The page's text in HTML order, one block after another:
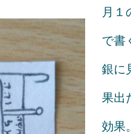
月１
で書
銀に
果出
効果